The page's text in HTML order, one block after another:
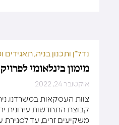
נדל”ן ותכנון בניה, תאגידים
מימון בינלאומי
אוקטובר 24, 2022
צוות העסקאות במשרדנו,
קבוצת התחדשות עירונית
משקיעים זרים, עד לסגירת